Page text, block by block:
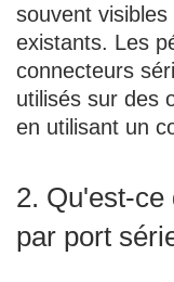
souvent
existants. Les
connecteurs
utilisés sur des
en utilisant un
2. Qu'est-ce
par port